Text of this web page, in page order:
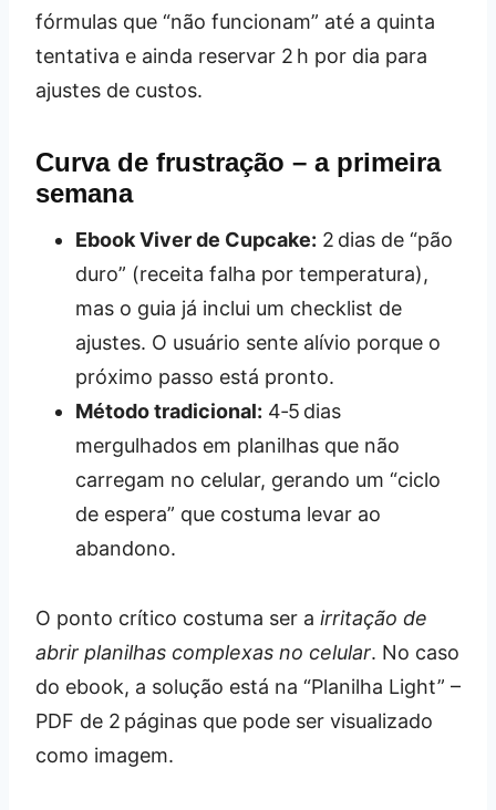
fórmulas que “não funcionam” até a quinta
tentativa e ainda reservar 2 h por dia para
ajustes de custos.
Curva de frustração – a primeira
semana
Ebook Viver de Cupcake: 2 dias de “pão
duro” (receita falha por temperatura),
mas o guia já inclui um checklist de
ajustes. O usuário sente alívio porque o
próximo passo está pronto.
Método tradicional: 4‑5 dias
mergulhados em planilhas que não
carregam no celular, gerando um “ciclo
de espera” que costuma levar ao
abandono.
O ponto crítico costuma ser a irritação de
abrir planilhas complexas no celular. No caso
do ebook, a solução está na “Planilha Light” –
PDF de 2 páginas que pode ser visualizado
como imagem.